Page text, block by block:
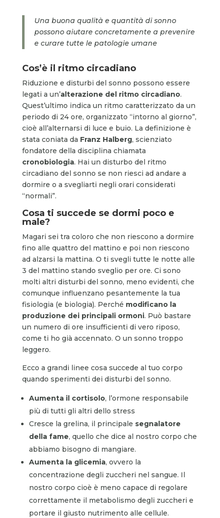
Una buona qualità e quantità di sonno
possono aiutare concretamente a prevenire
e curare tutte le patologie umane
Cos’è il ritmo circadiano
Riduzione e disturbi del sonno possono essere
legati a un’alterazione del ritmo circadiano.
Quest’ultimo indica un ritmo caratterizzato da un
periodo di 24 ore, organizzato “intorno al giorno”,
cioè all’alternarsi di luce e buio. La definizione è
stata coniata da Franz Halberg, scienziato
fondatore della disciplina chiamata
cronobiologia. Hai un disturbo del ritmo
circadiano del sonno se non riesci ad andare a
dormire o a svegliarti negli orari considerati
“normali”.
Cosa ti succede se dormi poco e
male?
Magari sei tra coloro che non riescono a dormire
fino alle quattro del mattino e poi non riescono
ad alzarsi la mattina. O ti svegli tutte le notte alle
3 del mattino stando sveglio per ore. Ci sono
molti altri disturbi del sonno, meno evidenti, che
comunque influenzano pesantemente la tua
fisiologia (e biologia). Perché modificano la
produzione dei principali ormoni. Può bastare
un numero di ore insufficienti di vero riposo,
come ti ho già accennato. O un sonno troppo
leggero.
Ecco a grandi linee cosa succede al tuo corpo
quando sperimenti dei disturbi del sonno.
Aumenta il cortisolo, l’ormone responsabile
più di tutti gli altri dello stress
Cresce la grelina, il principale segnalatore
della fame, quello che dice al nostro corpo che
abbiamo bisogno di mangiare.
Aumenta la glicemia, ovvero la
concentrazione degli zuccheri nel sangue. Il
nostro corpo cioè è meno capace di regolare
correttamente il metabolismo degli zuccheri e
portare il giusto nutrimento alle cellule.